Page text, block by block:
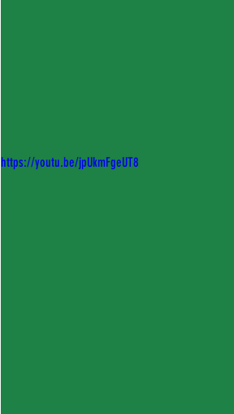
https://youtu.be/jpUkmFgeUT8